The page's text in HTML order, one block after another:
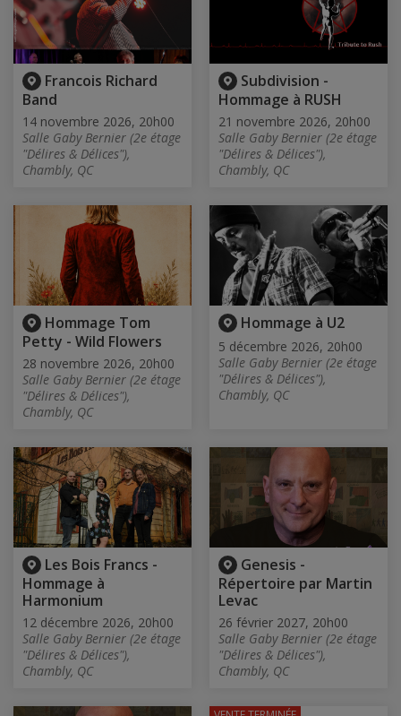
Francois Richard
Band
14 novembre 2026, 20h00
Salle Gaby Bernier (2e étage
"Délires & Délices"),
Chambly, QC
Subdivision -
Hommage à RUSH
21 novembre 2026, 20h00
Salle Gaby Bernier (2e étage
"Délires & Délices"),
Chambly, QC
Hommage Tom
Petty - Wild Flowers
28 novembre 2026, 20h00
Salle Gaby Bernier (2e étage
"Délires & Délices"),
Chambly, QC
Hommage à U2
5 décembre 2026, 20h00
Salle Gaby Bernier (2e étage
"Délires & Délices"),
Chambly, QC
Les Bois Francs -
Hommage à
Harmonium
12 décembre 2026, 20h00
Salle Gaby Bernier (2e étage
"Délires & Délices"),
Chambly, QC
Genesis -
Répertoire par Martin
Levac
26 février 2027, 20h00
Salle Gaby Bernier (2e étage
"Délires & Délices"),
Chambly, QC